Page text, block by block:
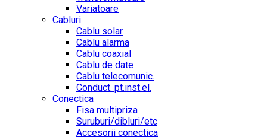
Variatoare
Cabluri
Cablu solar
Cablu alarma
Cablu coaxial
Cablu de date
Cablu telecomunic.
Conduct. pt.inst.el.
Conectica
Fisa multipriza
Suruburi/dibluri/etc
Accesorii conectica